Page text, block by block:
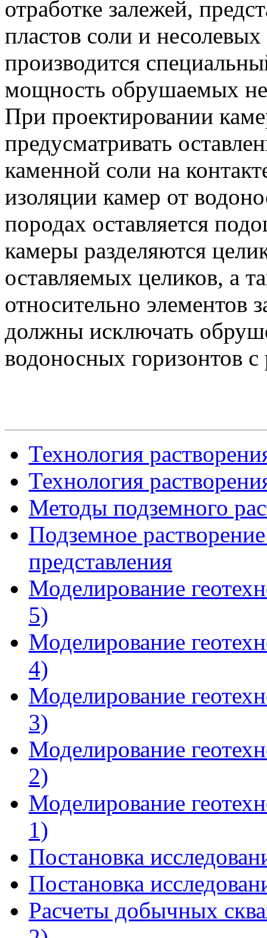
отработке залежей,
пластов соли и
производится
мощность обрушаемых
При проектировании
предусматривать
каменной соли на
изоляции камер от
породах оставляется
камеры разделяются
оставляемых целиков, а
относительно элементов
должны исключать
водоносных горизонтов
Технология
Технология
Методы подземного
Подземное
представления
Моделирование
5)
Моделирование
4)
Моделирование
3)
Моделирование
2)
Моделирование
1)
Постановка
Постановка
Расчеты добычных